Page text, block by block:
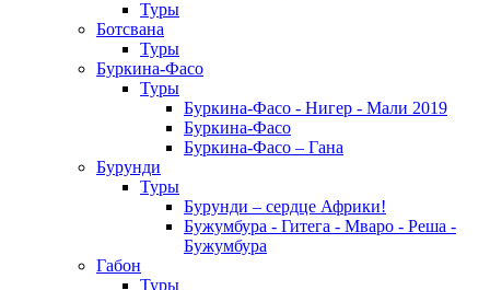
Туры
Ботсвана
Туры
Буркина-Фасо
Туры
Буркина-Фасо - Нигер - Мали 2019
Буркина-Фасо
Буркина-Фасо – Гана
Бурунди
Туры
Бурунди – сердце Африки!
Бужумбура - Гитега - Мваро - Реша -
Бужумбура
Габон
Туры